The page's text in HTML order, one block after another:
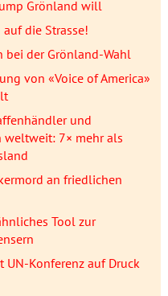
Grönland will
die Strasse!
bei der Grönland-Wahl
von «Voice of America»
und
weltweit: 7× mehr als
an friedlichen
Tool zur
UN-Konferenz auf Druck